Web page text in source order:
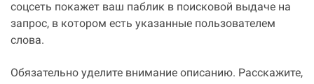
соцсеть покажет ваш паблик в поисковой выдаче на
запрос, в котором есть указанные пользователем
слова.
Обязательно уделите внимание описанию. Расскажите,